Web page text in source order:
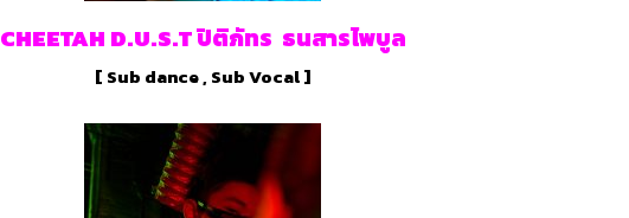
CHEETAH D.U.S.T ปิติภัทร ธนสารไพบูล
[ Sub dance , Sub Vocal ]